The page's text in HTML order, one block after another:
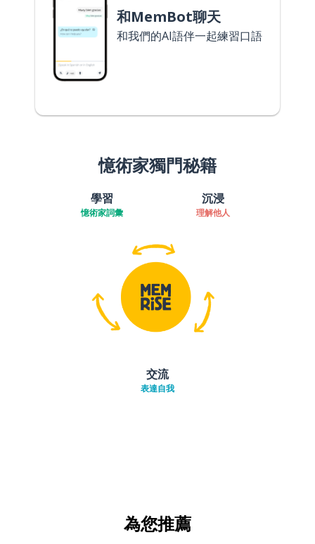
和MemBot聊天
和我們的AI語伴一起練習口語
憶術家獨門秘籍
學習
憶術家詞彙
沉浸
理解他人
交流
表達自我
為您推薦